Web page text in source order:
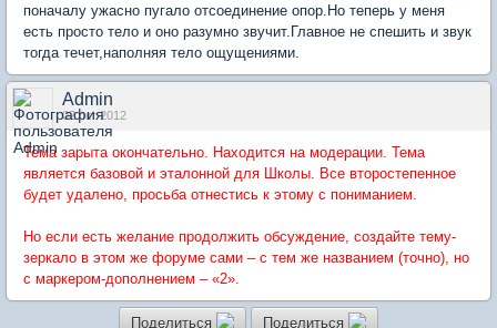
поначалу ужасно пугало отсоединение опор.Но теперь у меня
есть просто тело и оно разумно звучит.Главное не спешить и звук
тогда течет,наполняя тело ощущениями.
Admin
02 окт 2012
Тема зарыта окончательно. Находится на модерации. Тема
является базовой и эталонной для Школы. Все второстепенное
будет удалено, просьба отнестись к этому с пониманием.
Но если есть желание продолжить обсуждение, создайте тему-
зеркало в этом же форуме сами – с тем же названием (точно), но
с маркером-дополнением – «2».
Поделиться Поделиться